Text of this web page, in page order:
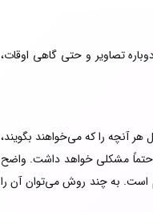
تصاویر و حتی گاهی اوقات،
آنچه را که می‌خواهند بگویند،
حتماً مشکلی خواهد داشت. واضح
است. به چند روش می‌توان آن را